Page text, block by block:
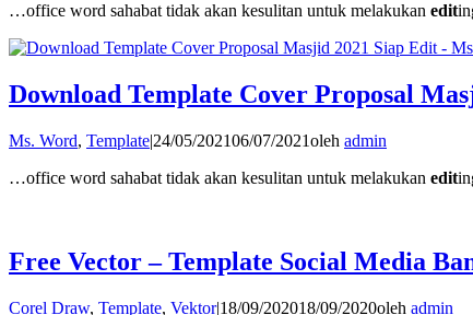
…office word sahabat tidak akan kesulitan untuk melakukan edit
Download Template Cover Proposal
Ms. Word, Template|24/05/202106/07/2021oleh admin
…office word sahabat tidak akan kesulitan untuk melakukan edit
Free Vector – Template Social Media
Corel Draw, Template, Vektor|18/09/202018/09/2020oleh admin